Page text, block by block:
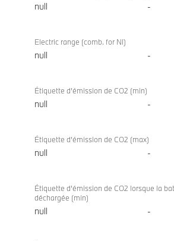
null -
Electric range (comb. for NI)
null -
Étiquette d’émission de CO2 (min)
null -
Étiquette d’émission de CO2 (max)
null -
Étiquette d’émission de CO2 lorsque la
déchargée (min)
null -